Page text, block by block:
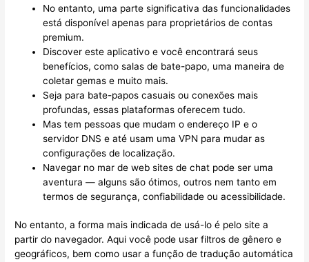
No entanto, uma parte significativa das funcionalidades
está disponível apenas para proprietários de contas
premium.
Discover este aplicativo e você encontrará seus
benefícios, como salas de bate-papo, uma maneira de
coletar gemas e muito mais.
Seja para bate-papos casuais ou conexões mais
profundas, essas plataformas oferecem tudo.
Mas tem pessoas que mudam o endereço IP e o
servidor DNS e até usam uma VPN para mudar as
configurações de localização.
Navegar no mar de web sites de chat pode ser uma
aventura — alguns são ótimos, outros nem tanto em
termos de segurança, confiabilidade ou acessibilidade.
No entanto, a forma mais indicada de usá-lo é pelo site a
partir do navegador. Aqui você pode usar filtros de gênero e
geográficos, bem como usar a função de tradução automática